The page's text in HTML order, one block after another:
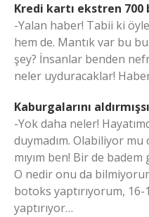
Kredi kartı ekstren 700
-Yalan haber! Tabii ki
hem de. Mantık var bu
şey? İnsanlar benden
neler uyduracaklar!
Kaburgalarını
-Yok daha neler!
duymadım. Olabiliyor
mıyım ben! Bir de
O nedir onu da
botoks yaptırıyorum, 16-
yaptırıyor…